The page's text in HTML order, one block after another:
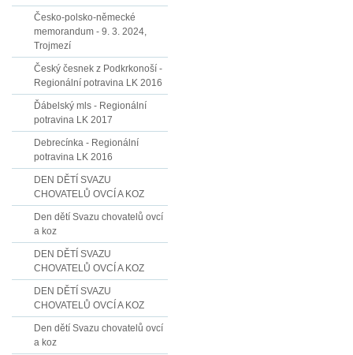
Česko-polsko-německé
memorandum - 9. 3. 2024,
Trojmezí
Český česnek z Podkrkonoší -
Regionální potravina LK 2016
Ďábelský mls - Regionální
potravina LK 2017
Debrecínka - Regionální
potravina LK 2016
DEN DĚTÍ SVAZU
CHOVATELŮ OVCÍ A KOZ
Den dětí Svazu chovatelů ovcí
a koz
DEN DĚTÍ SVAZU
CHOVATELŮ OVCÍ A KOZ
DEN DĚTÍ SVAZU
CHOVATELŮ OVCÍ A KOZ
Den dětí Svazu chovatelů ovcí
a koz